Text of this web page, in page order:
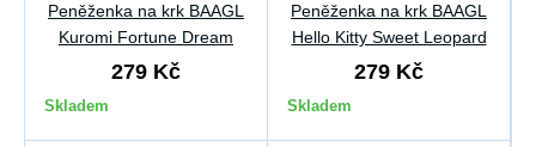
Peněženka na krk BAAGL
Kuromi Fortune Dream
279 Kč
Skladem
Peněženka na krk BAAGL
Hello Kitty Sweet Leopard
279 Kč
Skladem